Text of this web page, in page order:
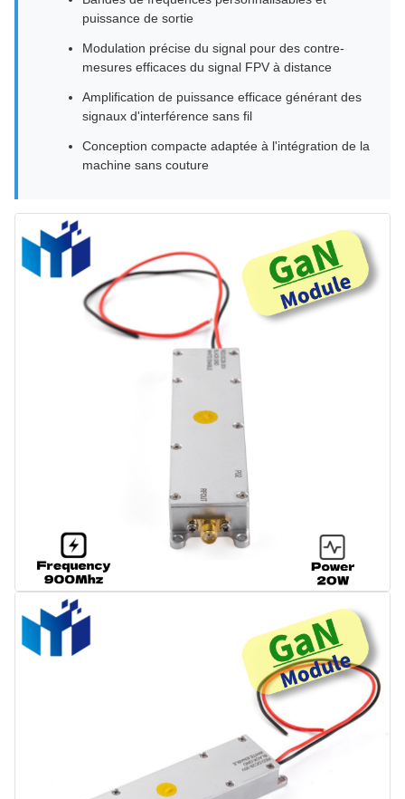
puissance de sortie
Modulation précise du signal pour des contre-
mesures efficaces du signal FPV à distance
Amplification de puissance efficace générant des
signaux d'interférence sans fil
Conception compacte adaptée à l'intégration de la
machine sans couture